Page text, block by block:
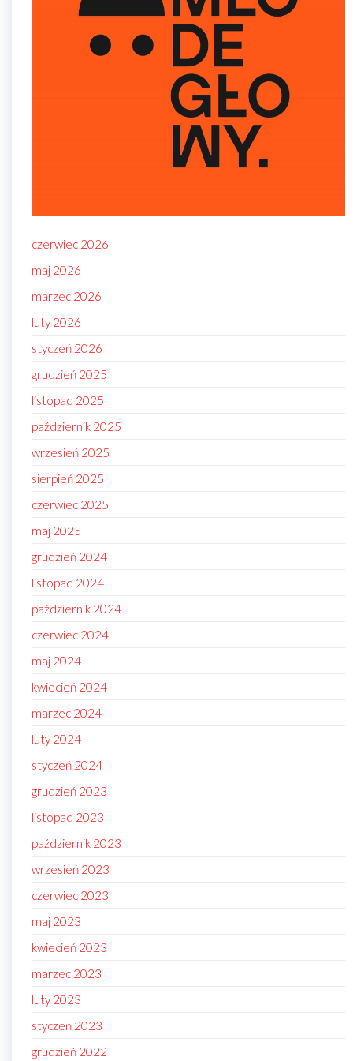
czerwiec 2026
maj 2026
marzec 2026
luty 2026
styczeń 2026
grudzień 2025
listopad 2025
październik 2025
wrzesień 2025
sierpień 2025
czerwiec 2025
maj 2025
grudzień 2024
listopad 2024
październik 2024
czerwiec 2024
maj 2024
kwiecień 2024
marzec 2024
luty 2024
styczeń 2024
grudzień 2023
listopad 2023
październik 2023
wrzesień 2023
czerwiec 2023
maj 2023
kwiecień 2023
marzec 2023
luty 2023
styczeń 2023
grudzień 2022